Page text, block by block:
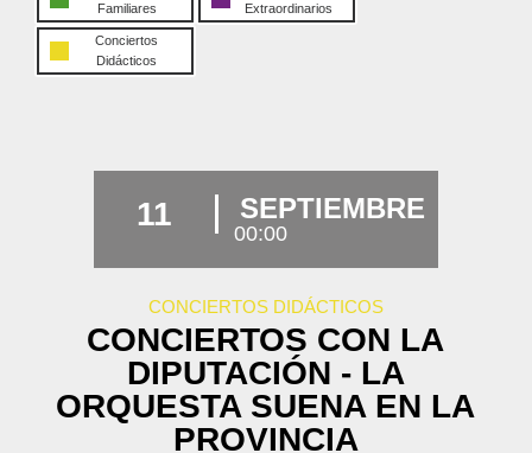
Familiares
Extraordinarios
Conciertos
Didácticos
11 SEPTIEMBRE
00:00
CONCIERTOS DIDÁCTICOS
CONCIERTOS CON LA
DIPUTACIÓN - LA
ORQUESTA SUENA EN LA
PROVINCIA